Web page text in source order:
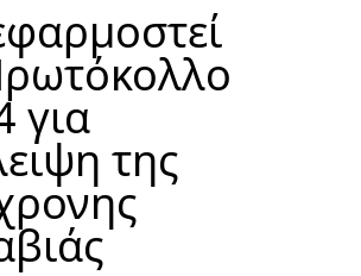
για
της